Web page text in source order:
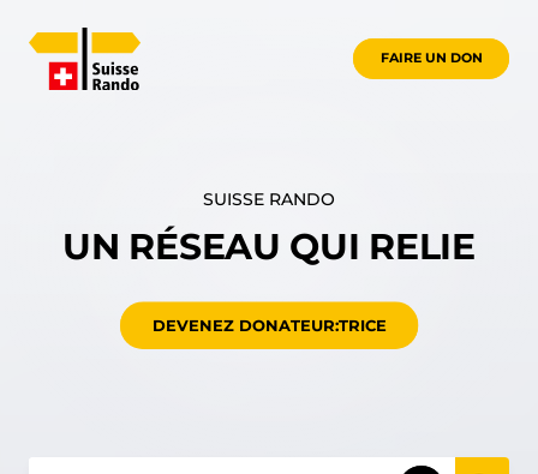
FAIRE UN DON
SUISSE RANDO
UN RÉSEAU QUI RELIE
DEVENEZ DONATEUR:TRICE